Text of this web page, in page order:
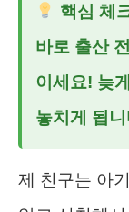
핵심 체
바로 출산
이세요! 늦
놓치게 됩
제 친구는 아